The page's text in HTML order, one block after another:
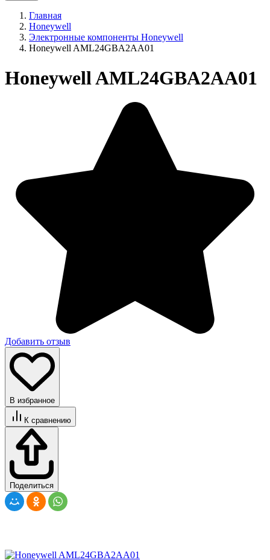
Главная
Honeywell
Электронные компоненты Honeywell
Honeywell AML24GBA2AA01
Honeywell AML24GBA2AA01
Добавить отзыв
В избранное
К сравнению
Поделиться